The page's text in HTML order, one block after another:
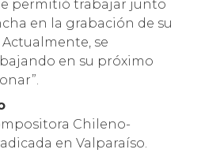
permitió trabajar junto
en la grabación de su
Actualmente, se
en su próximo
Chileno-
en Valparaíso.